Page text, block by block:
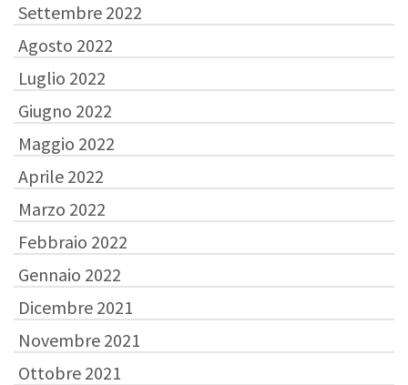
Settembre 2022
Agosto 2022
Luglio 2022
Giugno 2022
Maggio 2022
Aprile 2022
Marzo 2022
Febbraio 2022
Gennaio 2022
Dicembre 2021
Novembre 2021
Ottobre 2021